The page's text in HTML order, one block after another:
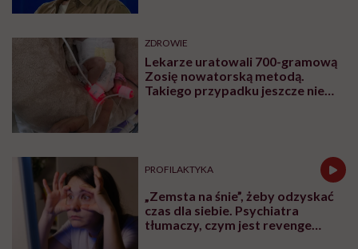
ZDROWIE
Lekarze uratowali 700-gramową
Zosię nowatorską metodą.
Takiego przypadku jeszcze nie
PROFILAKTYKA
„Zemsta na śnie”, żeby odzyskać
czas dla siebie. Psychiatra
tłumaczy, czym jest revenge